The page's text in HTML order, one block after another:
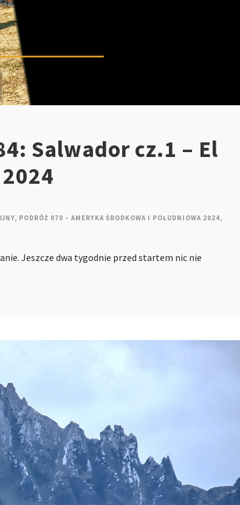
Salwador cz.1 – El
, PODRÓŻ 070 – AMERYKA ŚRODKOWA I POŁUDNIOWA 2024,
Jeszcze dwa tygodnie przed startem nic nie